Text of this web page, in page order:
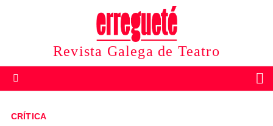
Revista Galega de Teatro
CRÍTICA